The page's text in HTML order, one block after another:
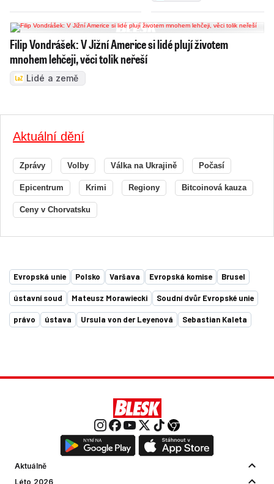
Filip Vondrášek: V Jižní Americe si lidé plují životem
mnohem lehčeji, věci tolik neřeší
Lidé a země
Aktuální dění
Zprávy Volby Válka na Ukrajině Počasí
Epicentrum Krimi Regiony Bitcoinová kauza
Ceny v Chorvatsku
Evropská unie Polsko Varšava Evropská komise Brusel
ústavní soud Mateusz Morawiecki Soudní dvůr Evropské unie
právo ústava Ursula von der Leyenová Sebastian Kaleta
Aktuálně
Léto 2026